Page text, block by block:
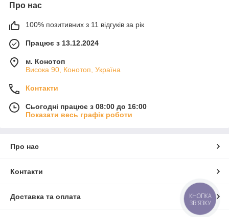
Про нас
100% позитивних з 11 відгуків за рік
Працює з 13.12.2024
м. Конотоп
Висока 90, Конотоп, Україна
Контакти
Сьогодні працює з 08:00 до 16:00
Показати весь графік роботи
Про нас
Контакти
Доставка та оплата
КНОПКА
ЗВ'ЯЗКУ